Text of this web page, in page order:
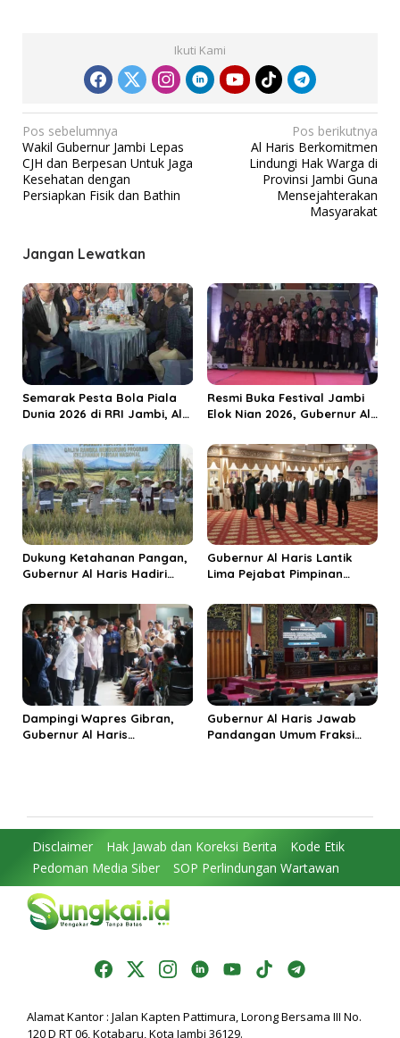
Ikuti Kami
N
a
v
i
a
s
i
p
o
s
Pos sebelumnya
Wakil Gubernur Jambi Lepas
CJH dan Berpesan Untuk Jaga
Kesehatan dengan
Persiapkan Fisik dan Bathin
Pos berikutnya
Al Haris Berkomitmen
Lindungi Hak Warga di
Provinsi Jambi Guna
Mensejahterakan
Masyarakat
Jangan Lewatkan
Semarak Pesta Bola Piala
Dunia 2026 di RRI Jambi, Al
Ekonomi Rakyat
Resmi Buka Festival Jambi
Elok Nian 2026, Gubernur Al
Jadi Destinasi Wisata
Budaya Unggulan
Dukung Ketahanan Pangan,
Gubernur Al Haris Hadiri
Kabupaten Tanjungjabung
Timur
Gubernur Al Haris Lantik
Lima Pejabat Pimpinan
Penguatan Kinerja dan
Integritas
Dampingi Wapres Gibran,
Gubernur Al Haris
Gubernur Al Haris Jawab
Pandangan Umum Fraksi
Disclaimer Hak Jawab dan Koreksi Berita
Kode Etik
Pedoman Media Siber
SOP Perlindungan Wartawan
Alamat Kantor : Jalan Kapten Pattimura, Lorong Bersama III No.
120 D RT 06, Kotabaru, Kota Jambi 36129.